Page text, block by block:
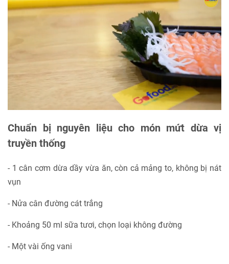
Chuẩn bị nguyên liệu cho món mứt dừa vị
truyền thống
- 1 cân cơm dừa dầy vừa ăn, còn cả mảng to, không bị nát
vụn
- Nửa cân đường cát trắng
- Khoảng 50 ml sữa tươi, chọn loại không đường
- Một vài ống vani